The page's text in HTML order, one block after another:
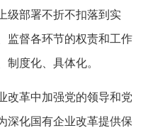
级部署不折不扣落到实
监督各环节的权责和工作
度化、具体化。
改革中加强党的领导和党
深化国有企业改革提供保